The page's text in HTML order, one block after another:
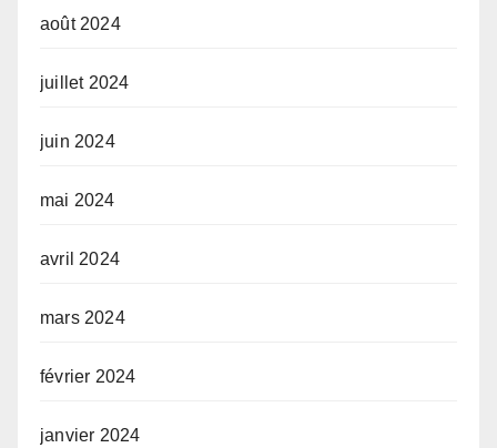
août 2024
juillet 2024
juin 2024
mai 2024
avril 2024
mars 2024
février 2024
janvier 2024